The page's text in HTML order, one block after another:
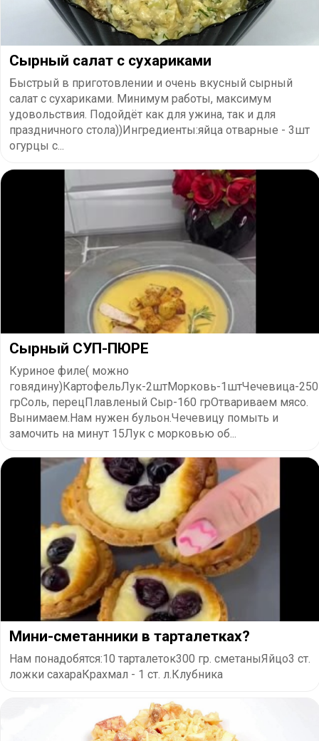
Сырный салат с сухариками
Быстрый в приготовлении и очень вкусный сырный
салат с сухариками. Минимум работы, максимум
удовольствия. Подойдёт как для ужина, так и для
праздничного стола))Ингредиенты:яйца отварные - 3шт
огурцы с...
Сырный СУП-ПЮРЕ
Куриное филе( можно
говядину)КартофельЛук-2штМорковь-1штЧечевица-250
грСоль, перецПлавленый Сыр-160 грОтвариваем мясо.
Вынимаем.Нам нужен бульон.Чечевицу помыть и
замочить на минут 15Лук с морковью об...
Мини-сметанники в тарталетках?
Нам понадобятся:10 тарталеток300 гр. сметаныЯйцо3 ст.
ложки сахараКрахмал - 1 ст. л.Клубника